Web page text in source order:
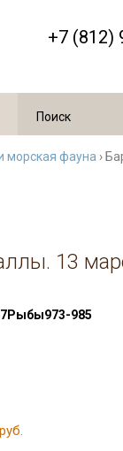
+7 (812)
морская фауна ›
13
985